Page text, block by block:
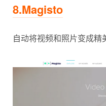
8.Magisto
自动将视频和照片变成精